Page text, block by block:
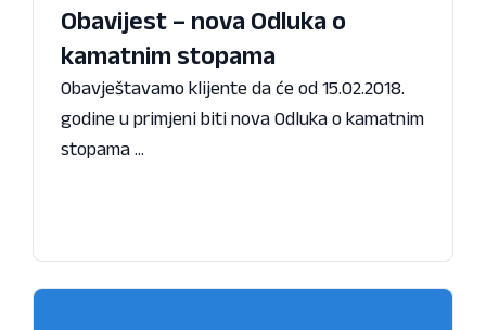
Obavijest – nova Odluka o
kamatnim stopama
Obavještavamo klijente da će od 15.02.2018.
godine u primjeni biti nova Odluka o kamatnim
stopama ...